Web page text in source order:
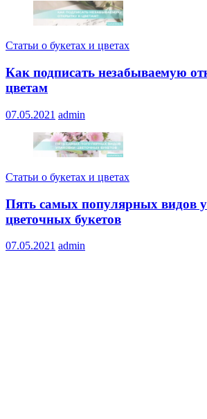
Статьи о букетах и цветах
Как подписать незабываемую
цветам
07.05.2021 admin
Статьи о букетах и цветах
Пять самых популярных видов
цветочных букетов
07.05.2021 admin